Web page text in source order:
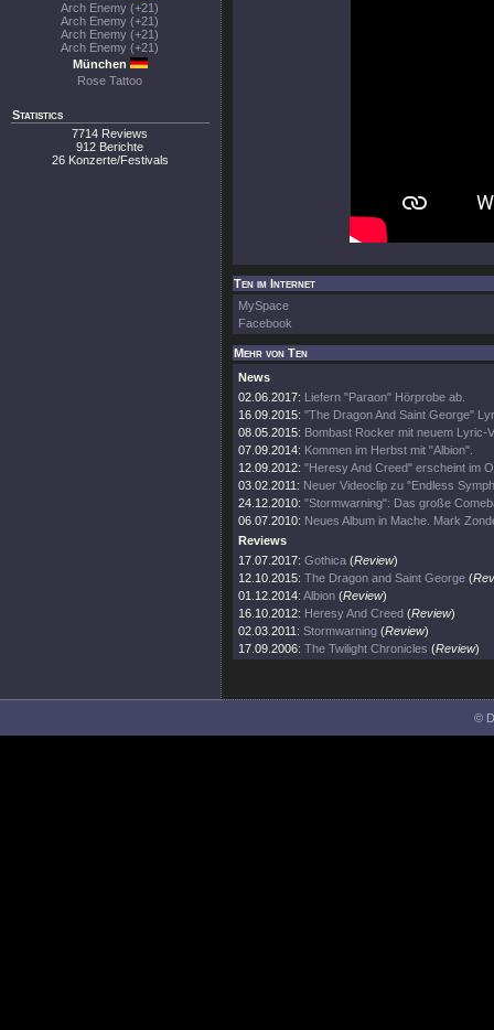
Arch Enemy (+21)
Arch Enemy (+21)
Arch Enemy (+21)
Arch Enemy (+21)
München
Rose Tattoo
Statistics
7714 Reviews
912 Berichte
26 Konzerte/Festivals
Ten im Internet
MySpace
Facebook
Mehr von Ten
News
02.06.2017: Liefern "Paraon" Hörprobe ab.
16.09.2015: "The Dragon And Saint George"
08.05.2015: Bombast Rocker mit neuem Lyric-
07.09.2014: Kommen im Herbst mit "Albion".
12.09.2012: "Heresy And Creed" erscheint im
03.02.2011: Neuer Videoclip zu "Endless
24.12.2010: "Stormwarning": Das große
06.07.2010: Neues Album in Mache. Mark
Reviews
17.07.2017: Gothica (Review)
12.10.2015: The Dragon and Saint George (
01.12.2014: Albion (Review)
16.10.2012: Heresy And Creed (Review)
02.03.2011: Stormwarning (Review)
17.09.2006: The Twilight Chronicles (Review)
©